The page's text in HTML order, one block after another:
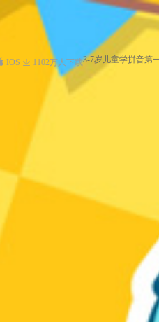
IOS 1069万人下载儿童故事专业
IOS 1102万人下载3-7岁儿童学拼音第
Android IOS 1235万人下载早教
IOS 1203万人下载儿歌、故事、国学
IOS 1069万人下载儿童故事专业
IOS 1102万人下载3-7岁儿童学拼音第
时代旅行记
儿歌